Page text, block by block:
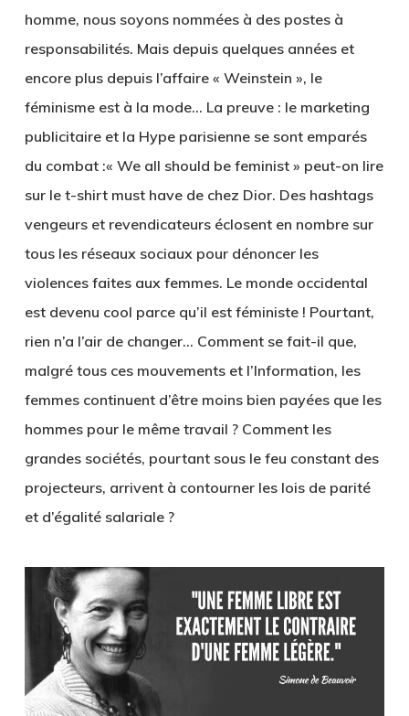
homme, nous soyons nommées à des postes à
responsabilités. Mais depuis quelques années et
encore plus depuis l’affaire « Weinstein », le
féminisme est à la mode… La preuve : le marketing
publicitaire et la Hype parisienne se sont emparés
du combat :« We all should be feminist » peut-on lire
sur le t-shirt must have de chez Dior. Des hashtags
vengeurs et revendicateurs éclosent en nombre sur
tous les réseaux sociaux pour dénoncer les
violences faites aux femmes. Le monde occidental
est devenu cool parce qu’il est féministe ! Pourtant,
rien n’a l’air de changer… Comment se fait-il que,
malgré tous ces mouvements et l’Information, les
femmes continuent d’être moins bien payées que les
hommes pour le même travail ? Comment les
grandes sociétés, pourtant sous le feu constant des
projecteurs, arrivent à contourner les lois de parité
et d’égalité salariale ?